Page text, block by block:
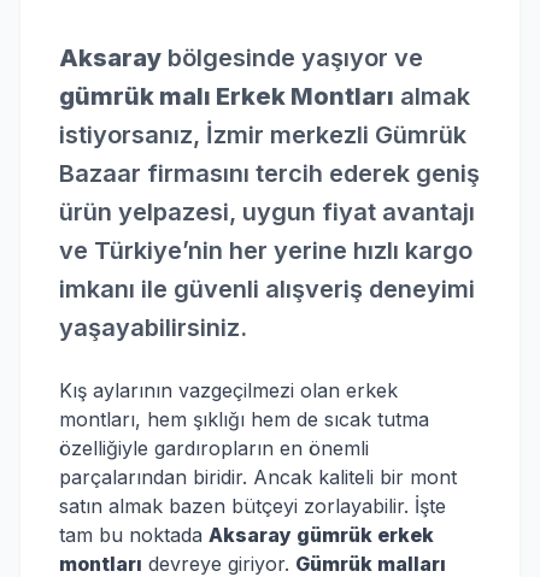
Aksaray bölgesinde yaşıyor ve
gümrük malı Erkek Montları almak
istiyorsanız, İzmir merkezli Gümrük
Bazaar firmasını tercih ederek geniş
ürün yelpazesi, uygun fiyat avantajı
ve Türkiye’nin her yerine hızlı kargo
imkanı ile güvenli alışveriş deneyimi
yaşayabilirsiniz.
Kış aylarının vazgeçilmezi olan erkek
montları, hem şıklığı hem de sıcak tutma
özelliğiyle gardıropların en önemli
parçalarından biridir. Ancak kaliteli bir mont
satın almak bazen bütçeyi zorlayabilir. İşte
tam bu noktada Aksaray gümrük erkek
montları devreye giriyor. Gümrük malları